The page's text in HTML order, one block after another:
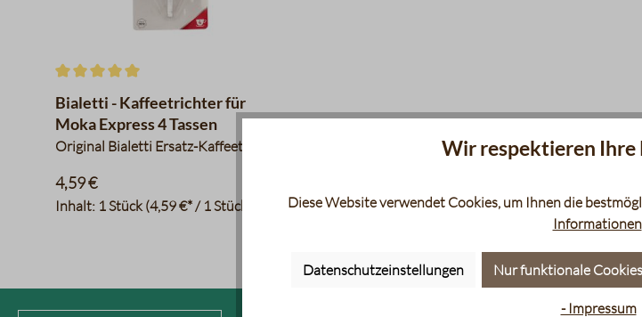
Durchschnittliche Bewertung von 5 von 5 Sternen
Bialetti - Kaffeetrichter für
Moka Express 4 Tassen
Original Bialetti Ersatz-Kaffeetrichter
Inhalt: 1 Stück(4,59 €* / 1 Stück)
4,59 €
Wir respektieren Ihre
Diese Website verwendet Cookies, um Ihnen die
Informationen
Datenschutzeinstellungen Nur funktionale
- Impressum